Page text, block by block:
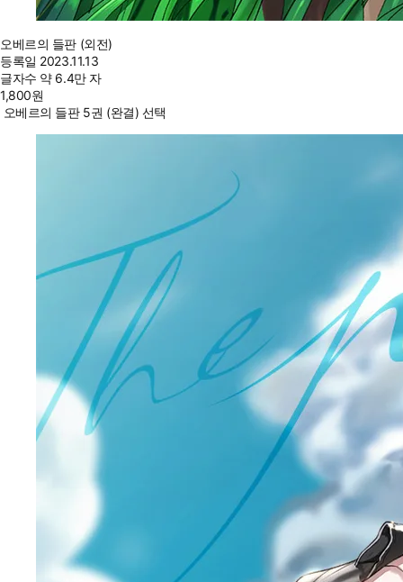
오베르의 들판 (외전)
등록일 2023.11.13
글자수 약 6.4만 자
1,800원
오베르의 들판 5권 (완결) 선택